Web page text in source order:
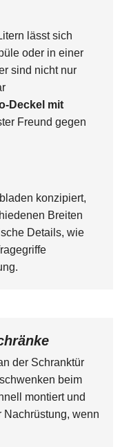
lässt sich
oder in einer
sind nicht nur
Deckel mit
Freund gegen
konzipiert,
Breiten
Details, wie
der Schranktür
beim
montiert und
wenn